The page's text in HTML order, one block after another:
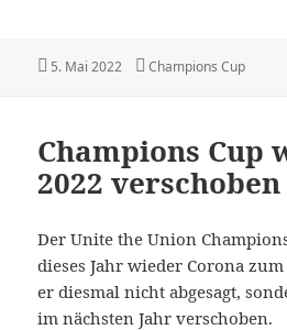
Veröffentlicht
5. Mai 2022 Kategorien
Champions Cup
Champions Cup
2022 verschoben
Der Unite the Union
dieses Jahr wieder Corona
er diesmal nicht abgesagt,
im nächsten Jahr verschoben.